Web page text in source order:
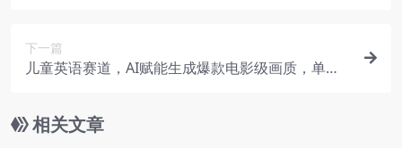
下一篇
儿童英语赛道，AI赋能生成爆款电影级画质，单条
相关文章